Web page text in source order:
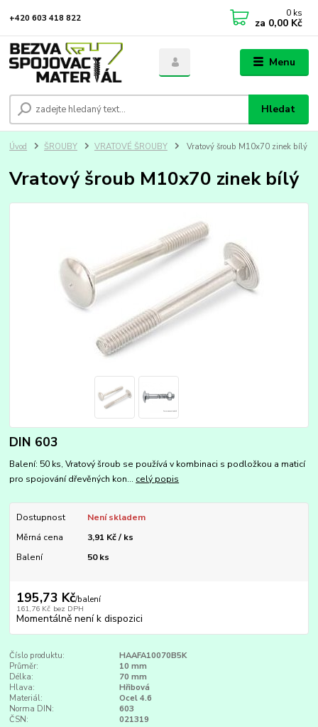
Menu
Hledat
+420 603 418 822 0 ks
za 0,00 Kč
Úvod ŠROUBY VRATOVÉ ŠROUBY Vratový šroub M10x70 zinek bílý
Vratový šroub M10x70 zinek bílý
DIN 603
Balení: 50 ks, Vratový šroub se používá v kombinaci s podložkou a maticí
pro spojování dřevěných kon... celý popis
Dostupnost
Není skladem
Měrná cena
3,91 Kč / ks
Balení
50 ks
195,73 Kč/balení
161,76 Kč bez DPH
Momentálně není k dispozici
Číslo produktu:
HAAFA10070B5K
Průměr:
10 mm
Délka:
70 mm
Hlava:
Hřibová
Materiál:
Ocel 4.6
Norma DIN:
603
ČSN:
021319